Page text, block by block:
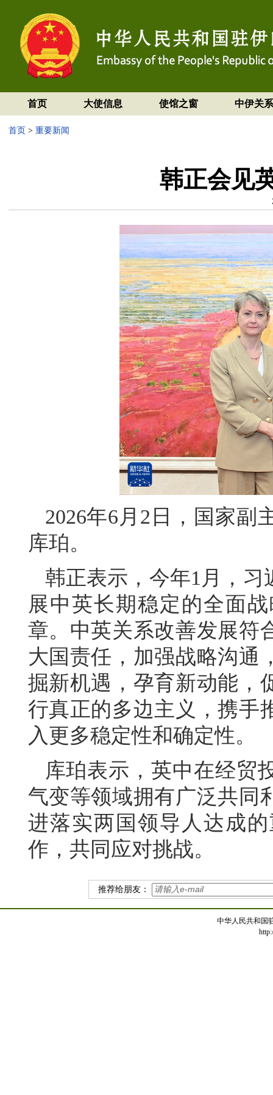
首页 大使信息 使馆之窗 中伊关系
首页 > 重要新闻
韩正会见
2026年6月2日，国家副
库珀。
韩正表示，今年1月，
展中英长期稳定的全面
章。中英关系改善发展符
大国责任，加强战略沟通
掘新机遇，孕育新动能，
行真正的多边主义，携手
入更多稳定性和确定性。
库珀表示，英中在经贸
气变等领域拥有广泛共同
进落实两国领导人达成
作，共同应对挑战。
推荐给朋友：
中华人民共和国